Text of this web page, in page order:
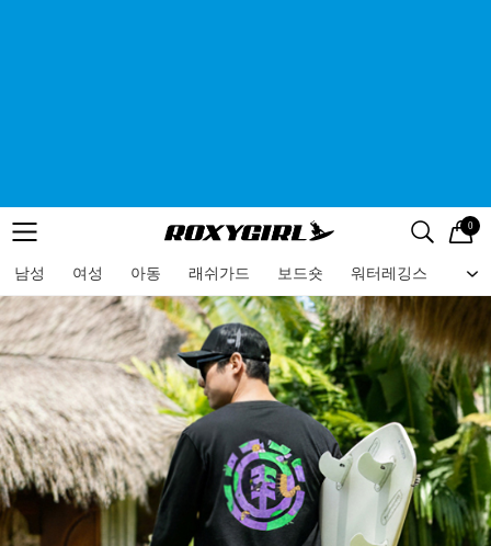
메뉴 검색
로고 0
남성 여성 아동 래쉬가드 보드숏 워터레깅스 비
메뉴